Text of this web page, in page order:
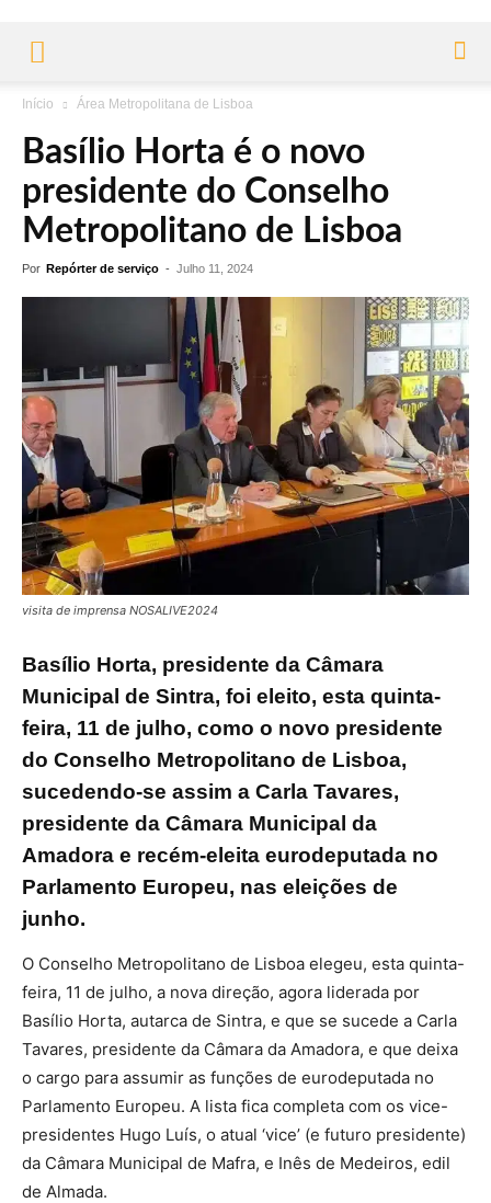
Início Área Metropolitana de Lisboa
Basílio Horta é o novo
presidente do Conselho
Metropolitano de Lisboa
Por Repórter de serviço - Julho 11, 2024
visita de imprensa NOSALIVE2024
Basílio Horta, presidente da Câmara
Municipal de Sintra, foi eleito, esta quinta-
feira, 11 de julho, como o novo presidente
do Conselho Metropolitano de Lisboa,
sucedendo-se assim a Carla Tavares,
presidente da Câmara Municipal da
Amadora e recém-eleita eurodeputada no
Parlamento Europeu, nas eleições de
junho.
O Conselho Metropolitano de Lisboa elegeu, esta quinta-
feira, 11 de julho, a nova direção, agora liderada por
Basílio Horta, autarca de Sintra, e que se sucede a Carla
Tavares, presidente da Câmara da Amadora, e que deixa
o cargo para assumir as funções de eurodeputada no
Parlamento Europeu. A lista fica completa com os vice-
presidentes Hugo Luís, o atual ‘vice’ (e futuro presidente)
da Câmara Municipal de Mafra, e Inês de Medeiros, edil
de Almada.